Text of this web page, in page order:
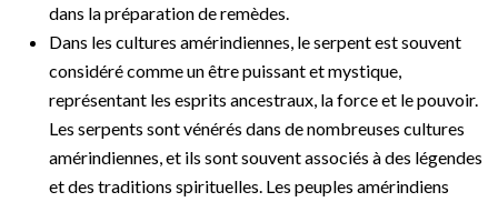
dans la préparation de remèdes.
Dans les cultures amérindiennes, le serpent est souvent
considéré comme un être puissant et mystique,
représentant les esprits ancestraux, la force et le pouvoir.
Les serpents sont vénérés dans de nombreuses cultures
amérindiennes, et ils sont souvent associés à des légendes
et des traditions spirituelles. Les peuples amérindiens